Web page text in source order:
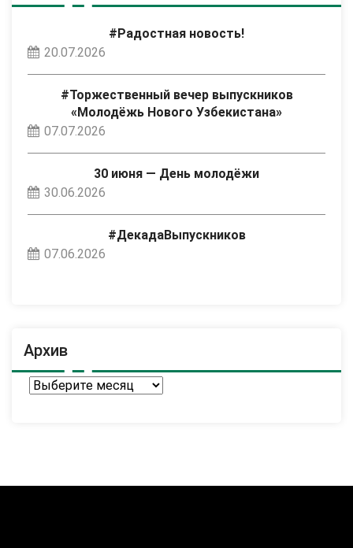
#Радостная новость!
20.07.2026
#Торжественный вечер выпускников
«Молодёжь Нового Узбекистана»
07.07.2026
30 июня — День молодёжи
30.06.2026
#ДекадаВыпускников
07.06.2026
Архив
Архив